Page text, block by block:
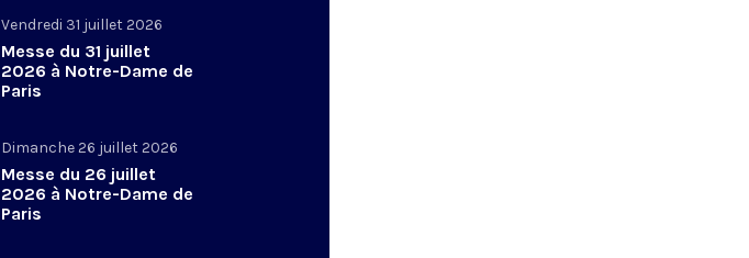
Vendredi 31 juillet 2026
Messe du 31 juillet
2026 à Notre-Dame de
Paris
Dimanche 26 juillet 2026
Messe du 26 juillet
2026 à Notre-Dame de
Paris